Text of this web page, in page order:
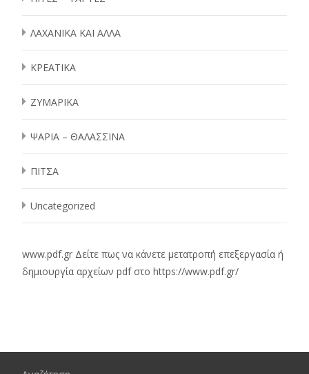
ΛΑΧΑΝΙΚΑ ΚΑΙ ΑΛΛΑ
ΚΡΕΑΤΙΚΑ
ΖΥΜΑΡΙΚΑ
ΨΑΡΙΑ – ΘΑΛΑΣΣΙΝΑ
ΠΙΤΣΑ
Uncategorized
www.pdf.gr Δείτε πως να κάνετε μετατροπή επεξεργασία ή
δημιουργία αρχείων pdf στο https://www.pdf.gr/